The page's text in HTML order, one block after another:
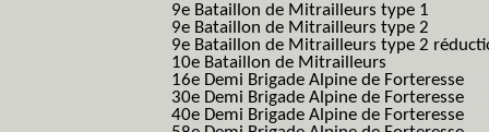
9e Bataillon de Mitrailleurs type 1
9e Bataillon de Mitrailleurs type 2
9e Bataillon de Mitrailleurs type 2
10e Bataillon de Mitrailleurs
16e Demi Brigade Alpine de Forteresse
30e Demi Brigade Alpine de Forteresse
40e Demi Brigade Alpine de Forteresse